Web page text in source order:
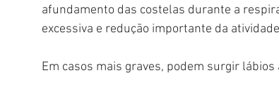
afundamento das costelas durante a
excessiva e redução importante da
Em casos mais graves, podem surgir